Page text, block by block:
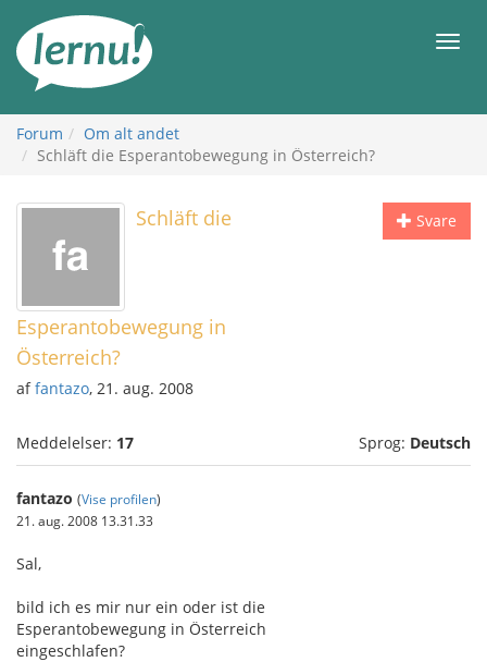
indholdet
Forum
Om alt andet
Schläft die Esperantobewegung in Österreich?
Svare
Schläft die
Esperantobewegung in
Österreich?
affantazo, 21. aug. 2008
Meddelelser: 17 Sprog: Deutsch
fantazo (Vise profilen)
21. aug. 2008 13.31.33
Sal,
bild ich es mir nur ein oder ist die
Esperantobewegung in Österreich
eingeschlafen?